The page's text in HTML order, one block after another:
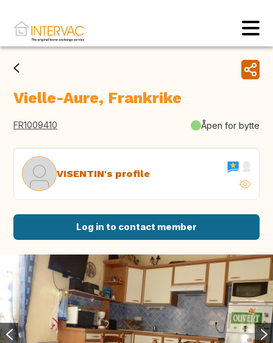
Vielle-Aure, Frankrike
FR1009410 Åpen for bytte
VISENTIN's profile
Log in to contact member